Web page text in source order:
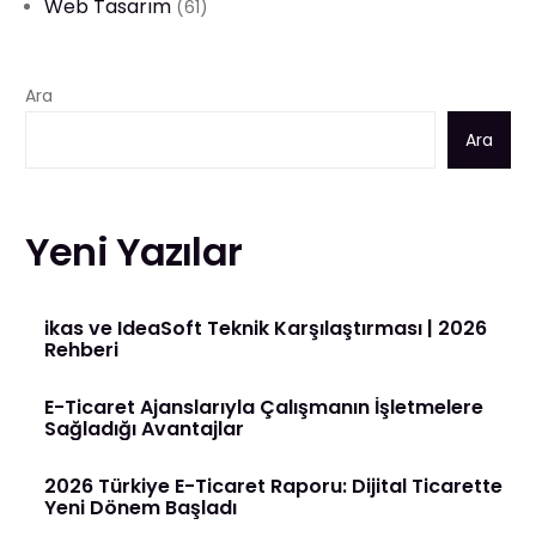
Web Tasarım (61)
Ara
Ara
Yeni Yazılar
ikas ve IdeaSoft Teknik Karşılaştırması | 2026
Rehberi
E-Ticaret Ajanslarıyla Çalışmanın İşletmelere
Sağladığı Avantajlar
2026 Türkiye E-Ticaret Raporu: Dijital Ticarette
Yeni Dönem Başladı